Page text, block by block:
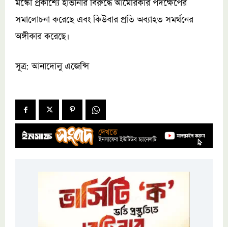
মস্কো প্রকাশ্যে হাভানার বিরুদ্ধে আমেরিকার পদক্ষেপের
সমালোচনা করেছে এবং কিউবার প্রতি অব্যাহত সমর্থনের
অঙ্গীকার করেছে।
সূত্র: আনাদোলু এজেন্সি